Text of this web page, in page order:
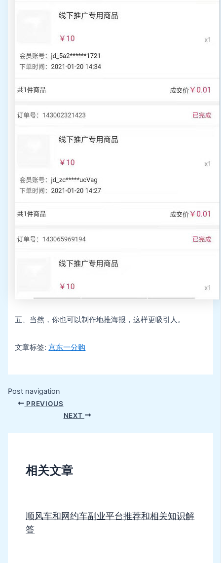
五、当然，你也可以制作地推海报，这样更吸引人。
文章标签:京东一分购
Post navigation
PREVIOUS
NEXT
相关文章
顺风车和网约车副业平台推荐和相关知识解
答